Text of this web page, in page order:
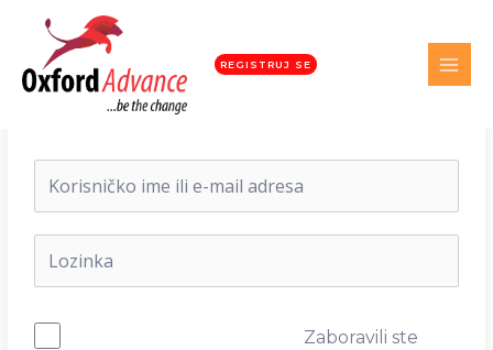
REGISTRUJ SE
Dobrodošli nazad!
Zaboravili ste